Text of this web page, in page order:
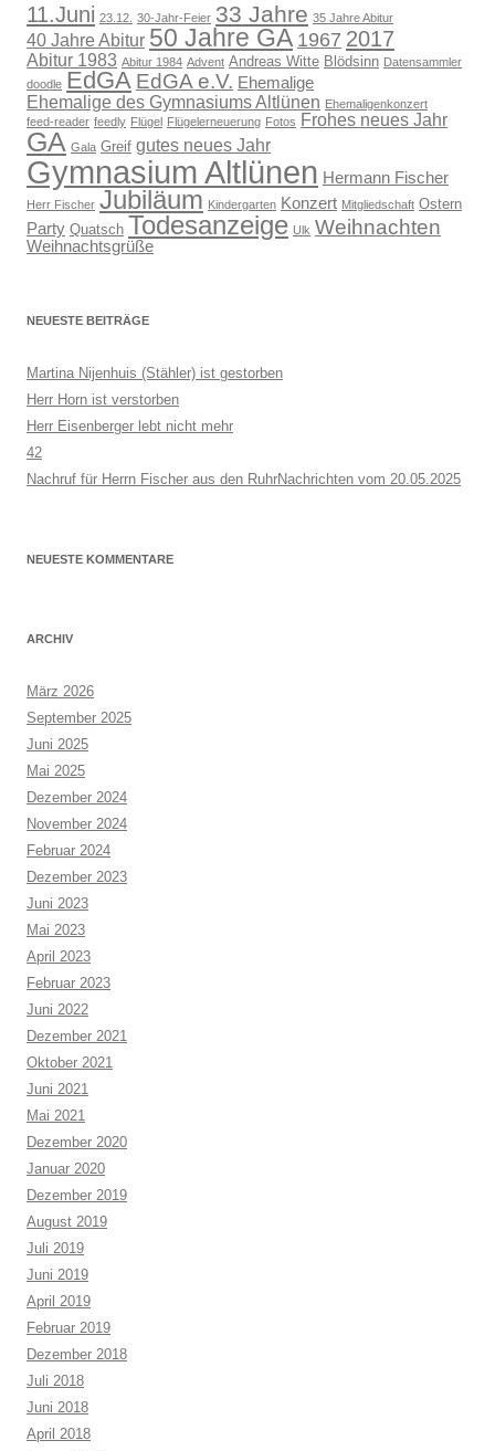
11.Juni 23.12. 30-Jahr-Feier 33 Jahre 35 Jahre Abitur
40 Jahre Abitur 50 Jahre GA 1967 2017
Abitur 1983 Abitur 1984 Advent Andreas Witte Blödsinn Datensammler
doodle EdGA EdGA e.V. Ehemalige
Ehemalige des Gymnasiums Altlünen Ehemaligenkonzert
feed-reader feedly Flügel Flügelerneuerung Fotos Frohes neues Jahr
GA Gala Greif gutes neues Jahr
Gymnasium Altlünen Hermann Fischer
Herr Fischer Jubiläum Kindergarten Konzert Mitgliedschaft Ostern
Party Quatsch Todesanzeige Ulk Weihnachten
Weihnachtsgrüße
NEUESTE BEITRÄGE
Martina Nijenhuis (Stähler) ist gestorben
Herr Horn ist verstorben
Herr Eisenberger lebt nicht mehr
42
Nachruf für Herrn Fischer aus den RuhrNachrichten vom 20.05.2025
NEUESTE KOMMENTARE
ARCHIV
März 2026
September 2025
Juni 2025
Mai 2025
Dezember 2024
November 2024
Februar 2024
Dezember 2023
Juni 2023
Mai 2023
April 2023
Februar 2023
Juni 2022
Dezember 2021
Oktober 2021
Juni 2021
Mai 2021
Dezember 2020
Januar 2020
Dezember 2019
August 2019
Juli 2019
Juni 2019
April 2019
Februar 2019
Dezember 2018
Juli 2018
Juni 2018
April 2018